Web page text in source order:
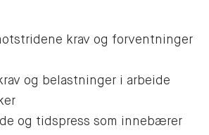
krav og forventninger
og belastninger i arbeide
og tidspress som innebærer